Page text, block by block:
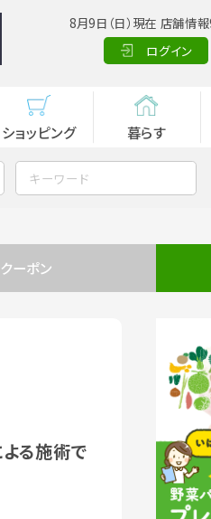
8月9日（日）現在 店舗情
ログイン
ショッピング 暮らす
クーポン
る施術で